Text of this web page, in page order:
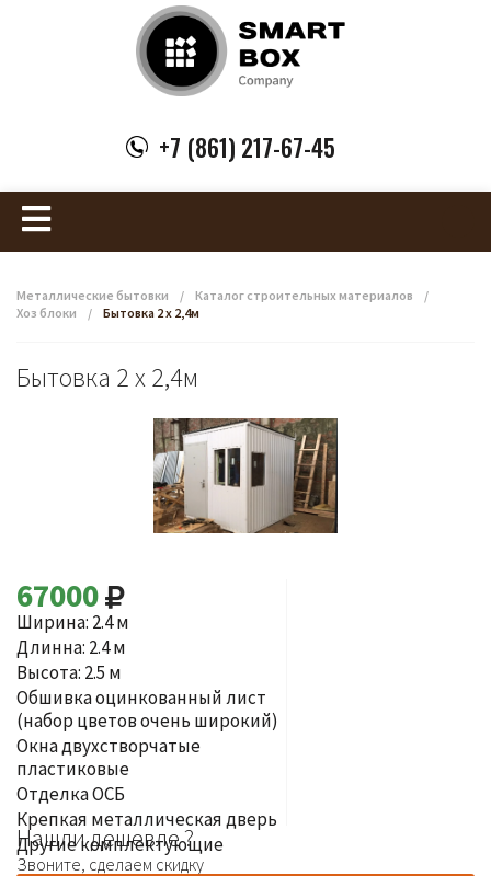
+7 (861) 217-67-45
Металлические бытовки / Каталог строительных материалов
/
Хоз блоки
/ Бытовка 2 х 2,4м
Бытовка 2 х 2,4м
67000
Ширина: 2.4 м
Длинна: 2.4 м
Высота: 2.5 м
Обшивка оцинкованный лист
(набор цветов очень широкий)
Окна двухстворчатые
пластиковые
Отделка ОСБ
Крепкая металлическая дверь
Другие комплектующие
Нашли дешевле ?
Звоните, сделаем скидку